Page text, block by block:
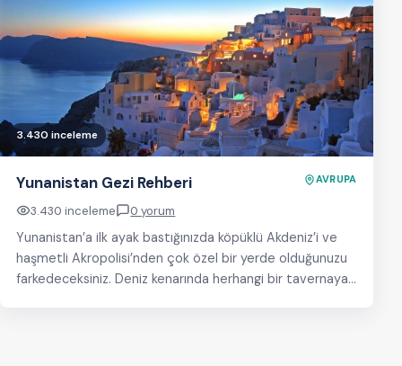
3.430 inceleme
Yunanistan Gezi Rehberi AVRUPA
3.430 inceleme 0 yorum
Yunanistan’a ilk ayak bastığınızda köpüklü Akdeniz’i ve
haşmetli Akropolisi’nden çok özel bir yerde olduğunuzu
farkedeceksiniz. Deniz kenarında herhangi bir tavernaya